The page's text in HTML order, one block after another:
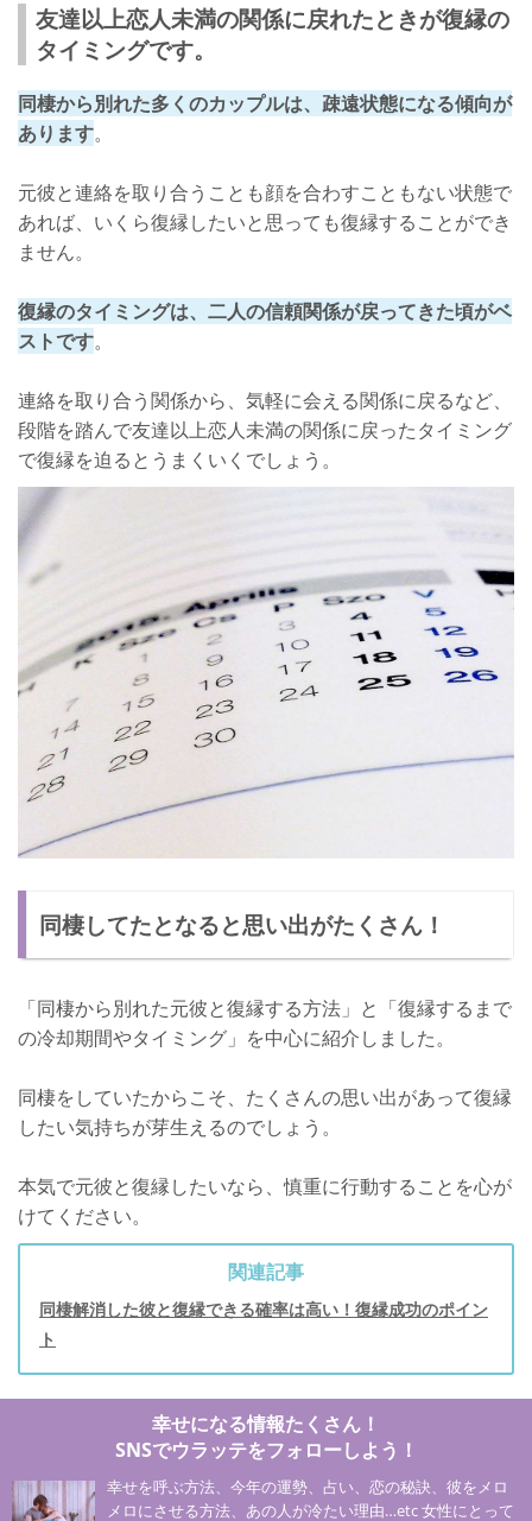
友達以上恋人未満の関係に戻れたときが復縁の
タイミングです。
同棲から別れた多くのカップルは、疎遠状態になる傾向が
あります。
元彼と連絡を取り合うことも顔を合わすこともない状態で
あれば、いくら復縁したいと思っても復縁することができ
ません。
復縁のタイミングは、二人の信頼関係が戻ってきた頃がベ
ストです。
連絡を取り合う関係から、気軽に会える関係に戻るなど、
段階を踏んで友達以上恋人未満の関係に戻ったタイミング
で復縁を迫るとうまくいくでしょう。
同棲してたとなると思い出がたくさん！
「同棲から別れた元彼と復縁する方法」と「復縁するまで
の冷却期間やタイミング」を中心に紹介しました。
同棲をしていたからこそ、たくさんの思い出があって復縁
したい気持ちが芽生えるのでしょう。
本気で元彼と復縁したいなら、慎重に行動することを心が
けてください。
関連記事
同棲解消した彼と復縁できる確率は高い！復縁成功のポイン
ト
幸せになる情報たくさん！
SNSでウラッテをフォローしよう！
幸せを呼ぶ方法、今年の運勢、占い、恋の秘訣、彼をメロ
メロにさせる方法、あの人が冷たい理由…etc 女性にとって